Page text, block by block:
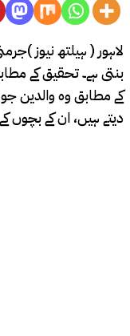
لاہور ( ہیلتھ نیوز
بنتی ہے۔ تحقیق کے
دیتے ہیں، ان کے